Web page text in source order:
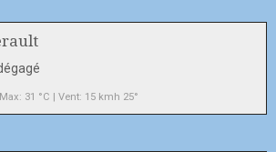
31 °C | Vent: 15 kmh 25°